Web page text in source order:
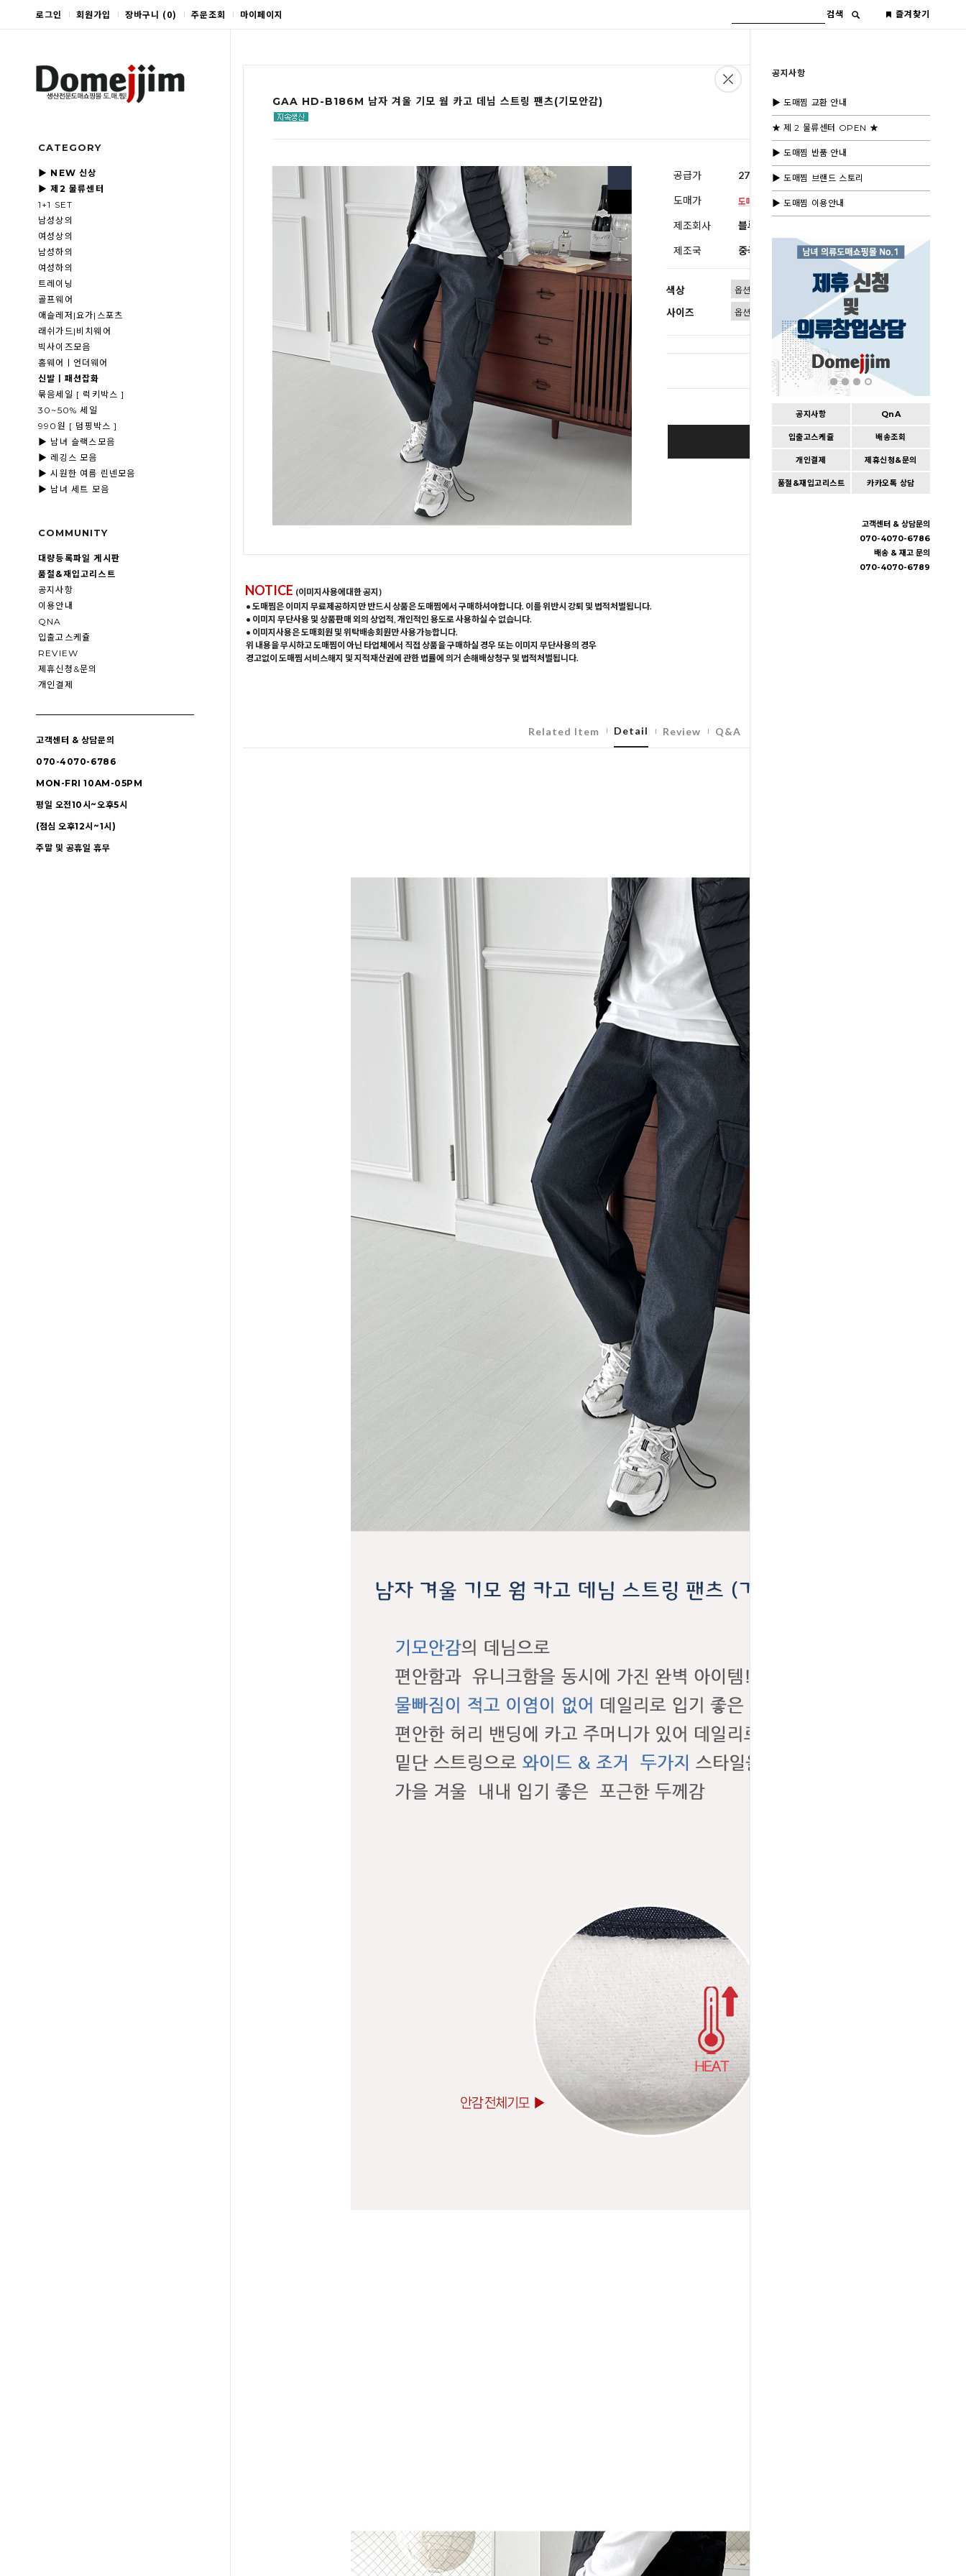
로그인 회원가입 장바구니 (0) 주문조회 마이페이지 검색 즐겨찾기
CATEGORY
▶ NEW 신상
▶ 제2 물류센터
1+1 SET
남성상의
여성상의
남성하의
여성하의
트레이닝
골프웨어
애슬레저|요가|스포츠
래쉬가드|비치웨어
빅사이즈모음
홈웨어ㅣ언더웨어
신발ㅣ패션잡화
묶음세일 [ 럭키박스 ]
30~50% 세일
990원 [ 덤핑박스 ]
▶ 남녀 슬랙스모음
▶ 레깅스 모음
▶ 시원한 여름 린넨모음
▶ 남녀 세트 모음
COMMUNITY
대량등록파일 게시판
품절&재입고리스트
공지사항
이용안내
QNA
입출고스케쥴
REVIEW
제휴신청&문의
개인결제
고객센터 & 상담문의
070-4070-6786
MON-FRI 10AM-05PM
평일 오전10시~오후5시
(점심 오후12시~1시)
주말 및 공휴일 휴무
공지사항
▶ 도매찜 교환 안내
★ 제 2 물류센터 OPEN ★
▶ 도매찜 반품 안내
▶ 도매찜 브랜드 스토리
▶ 도매찜 이용안내
공지사항 QnA
입출고스케쥴 배송조회
개인결제 제휴신청&문의
품절&재입고리스트 카카오톡 상담
고객센터 & 상담문의
070-4070-6786
배송 & 재고 문의
070-4070-6789
GAA HD-B186M 남자 겨울 기모 웜 카고 데님 스트링 팬츠(기모안감)
공급가 27,600원 (부가세별도)
도매가
제조회사 블루모드제휴사
제조국 중국
색상
사이즈
BUY IT NOW
Cart | Wishlist
NOTICE (이미지사용에대한 공지)
• 도매찜은 이미지 무료제공하지만 반드시 상품은 도매찜에서 구매하셔야합니다. 이를 위반시 강퇴 및 법적처벌됩니다.
• 이미지 무단사용 및 상품판매 외의 상업적, 개인적인 용도로 사용하실 수 없습니다.
• 이미지사용은 도매회원 및 위탁배송회원만 사용가능합니다.
위 내용을 무시하고 도매찜이 아닌 타업체에서 직접 상품을 구매하실 경우 또는 이미지 무단사용의 경우
경고없이 도매찜 서비스해지 및 지적재산권에 관한 법률에 의거 손해배상청구 및 법적처벌됩니다.
Related Item Detail Review Q&A